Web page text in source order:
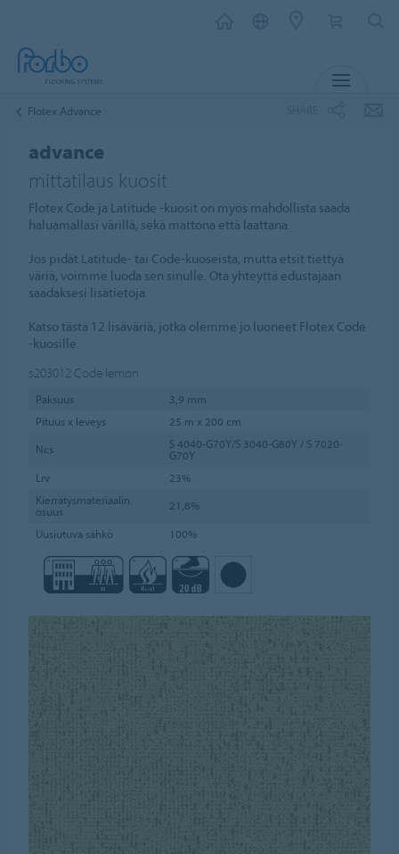
Flotex Advance
advance
mittatilaus kuosit
Flotex Code ja Latitude -kuosit on myös mahdollista saada
haluamallasi värillä, sekä mattona että laattana.
Jos pidät Latitude- tai Code-kuoseista, mutta etsit tiettyä
väriä, voimme luoda sen sinulle. Ota yhteyttä edustajaan
saadaksesi lisätietoja.
Katso tästä 12 lisäväriä, jotka olemme jo luoneet Flotex Code
-kuosille.
s203012 Code lemon
Paksuus
3,9 mm
Pituus x leveys
25 m x 200 cm
Ncs
S 4040-G70Y/S 3040-G80Y / S 7020-
G70Y
Lrv
23%
Kierrätysmateriaalin
osuus
21,8%
Uusiutuva sähkö
100%